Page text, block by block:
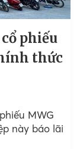
phiếu
thức
MWG
này báo lãi